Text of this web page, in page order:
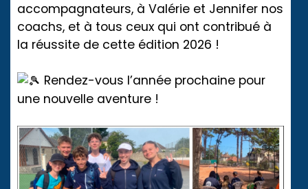
accompagnateurs, à Valérie et Jennifer nos
coachs, et à tous ceux qui ont contribué à
la réussite de cette édition 2026 !
Rendez-vous l’année prochaine pour
une nouvelle aventure !